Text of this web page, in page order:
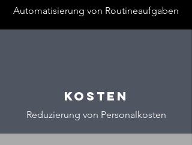
Automatisierung von Routineaufgaben
Kosten
Reduzierung von Personalkosten